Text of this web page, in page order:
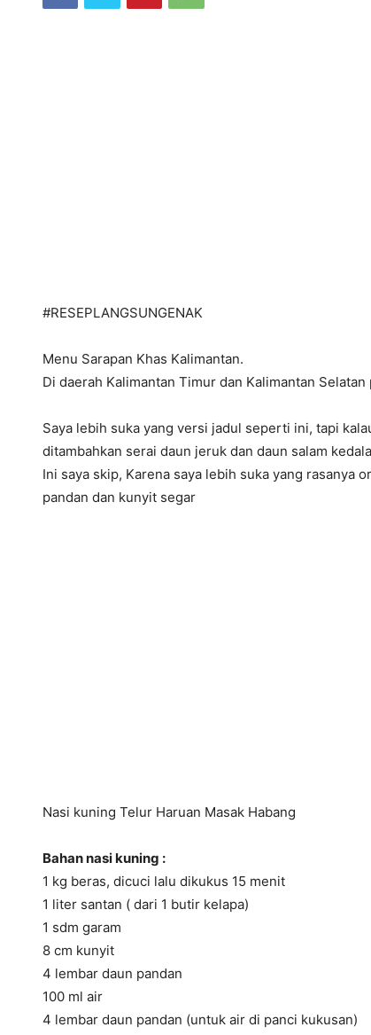
#RESEPLANGSUNGENAK
Menu Sarapan Khas Kalimantan.
Di daerah Kalimantan Timur dan Kalimantan
Saya lebih suka yang versi jadul seperti ini, tapi
ditambahkan serai daun jeruk dan daun salam
Ini saya skip, Karena saya lebih suka yang rasanya
pandan dan kunyit segar
Nasi kuning Telur Haruan Masak Habang
Bahan nasi kuning :
1 kg beras, dicuci lalu dikukus 15 menit
1 liter santan ( dari 1 butir kelapa)
1 sdm garam
8 cm kunyit
4 lembar daun pandan
100 ml air
4 lembar daun pandan (untuk air di panci kukusan)